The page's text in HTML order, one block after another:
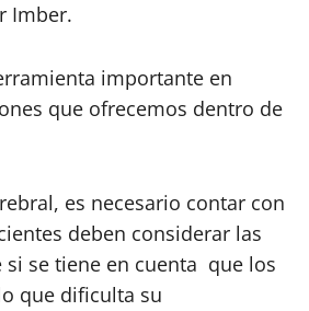
Imber.
importante en
que ofrecemos dentro de
es necesario contar con
deben considerar las
se tiene en cuenta que los
que dificulta su